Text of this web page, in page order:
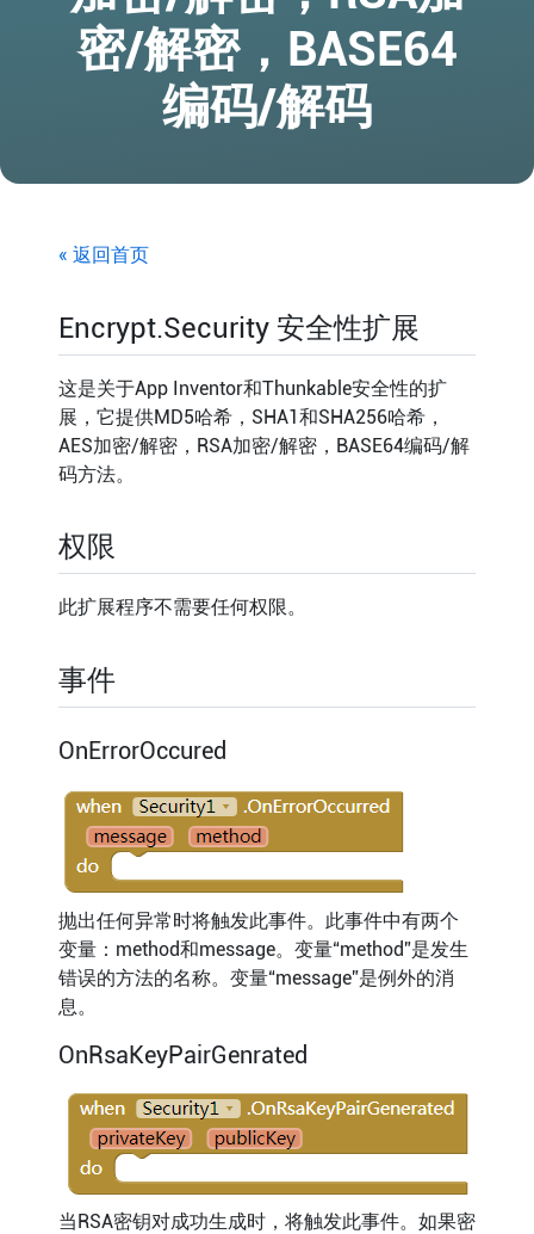
密/解密，BASE64
编码/解码
« 返回首页
Encrypt.Security 安全性扩展
这是关于App Inventor和Thunkable安全性的扩
展，它提供MD5哈希，SHA1和SHA256哈希，
AES加密/解密，RSA加密/解密，BASE64编码/解
码方法。
权限
此扩展程序不需要任何权限。
事件
OnErrorOccured
抛出任何异常时将触发此事件。此事件中有两个
变量：method和message。变量“method”是发生
错误的方法的名称。变量“message”是例外的消
息。
OnRsaKeyPairGenrated
当RSA密钥对成功生成时，将触发此事件。如果密